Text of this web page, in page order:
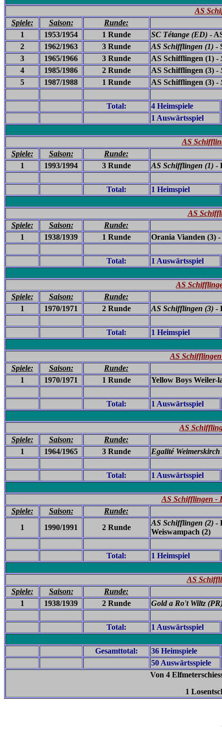
AS
Spiele:
Saison:
Runde:
1
1953/1954 1 Runde SC Tétange (ED) -
2
1962/1963 3 Runde AS Schifflingen (1) -
3
1965/1966 3 Runde AS Schifflingen (1) -
4
1985/1986 2 Runde AS Schifflingen (3) -
5
1987/1988 1 Runde AS Schifflingen (3) -
Total:
4 Heimspiele
1 Auswärtsspiel
AS
Spiele:
Saison:
Runde:
1
1993/1994 3 Runde AS Schifflingen (1) -
Total: 1 Heimspiel
AS
Spiele:
Saison:
Runde:
1
1938/1939 1 Runde Orania Vianden (3) -
Total: 1 Auswärtsspiel
AS
Spiele:
Saison:
Runde:
1
1970/1971 2 Runde AS Schifflingen (3) -
Total: 1 Heimspiel
AS
Spiele:
Saison:
Runde:
1
1970/1971 1 Runde Yellow Boys Weiler-
Total: 1 Auswärtsspiel
AS
Spiele:
Saison:
Runde:
1
1964/1965 3 Runde Egalité Weimerskirch
Total: 1 Auswärtsspiel
AS Schifflingen -
Spiele:
Saison:
Runde:
1
1990/1991 2 Runde
AS Schifflingen (2) -
Weiswampach (2)
Total: 1 Heimspiel
AS
Spiele:
Saison:
Runde:
1
1938/1939 2 Runde Gold a Ro't Wiltz
Total: 1 Auswärtsspiel
Gesamttotal:
36 Heimspiele
50 Auswärtsspiele
Von 4
1